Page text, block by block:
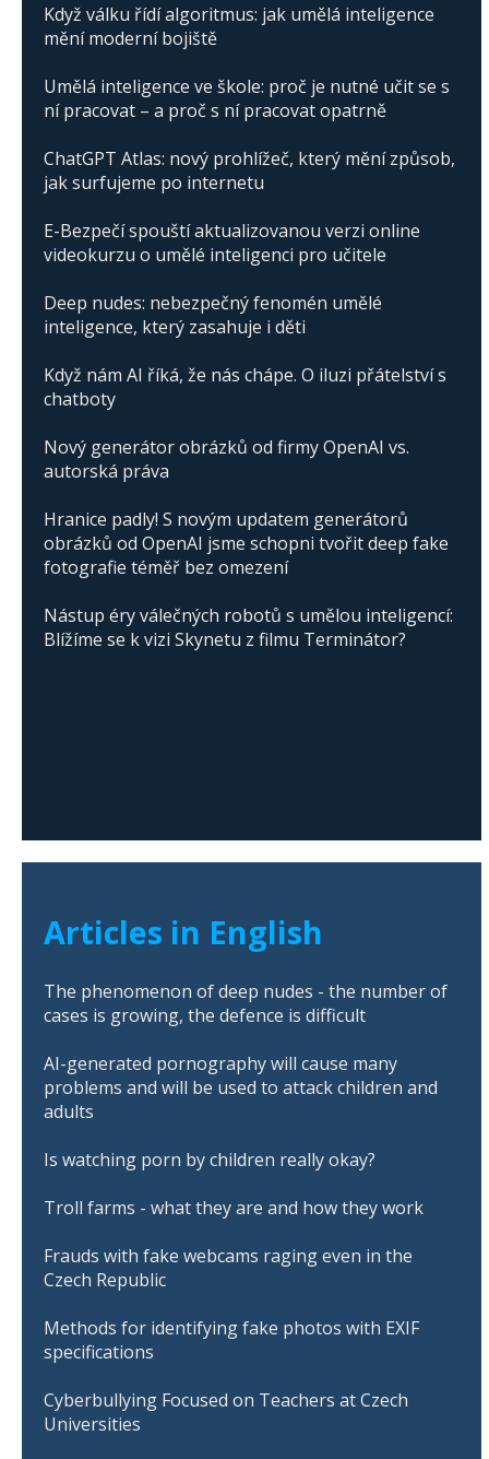
Když válku řídí algoritmus: jak umělá inteligence
mění moderní bojiště
Umělá inteligence ve škole: proč je nutné učit se s
ní pracovat – a proč s ní pracovat opatrně
ChatGPT Atlas: nový prohlížeč, který mění způsob,
jak surfujeme po internetu
E-Bezpečí spouští aktualizovanou verzi online
videokurzu o umělé inteligenci pro učitele
Deep nudes: nebezpečný fenomén umělé
inteligence, který zasahuje i děti
Když nám AI říká, že nás chápe. O iluzi přátelství s
chatboty
Nový generátor obrázků od firmy OpenAI vs.
autorská práva
Hranice padly! S novým updatem generátorů
obrázků od OpenAI jsme schopni tvořit deep fake
fotografie téměř bez omezení
Nástup éry válečných robotů s umělou inteligencí:
Blížíme se k vizi Skynetu z filmu Terminátor?
Articles in English
The phenomenon of deep nudes - the number of
cases is growing, the defence is difficult
AI-generated pornography will cause many
problems and will be used to attack children and
adults
Is watching porn by children really okay?
Troll farms - what they are and how they work
Frauds with fake webcams raging even in the
Czech Republic
Methods for identifying fake photos with EXIF
specifications
Cyberbullying Focused on Teachers at Czech
Universities